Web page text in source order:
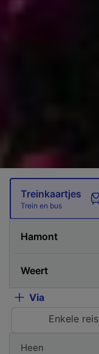
Treinkaartjes
Trein en bus
Via
Enkele reis
Heen